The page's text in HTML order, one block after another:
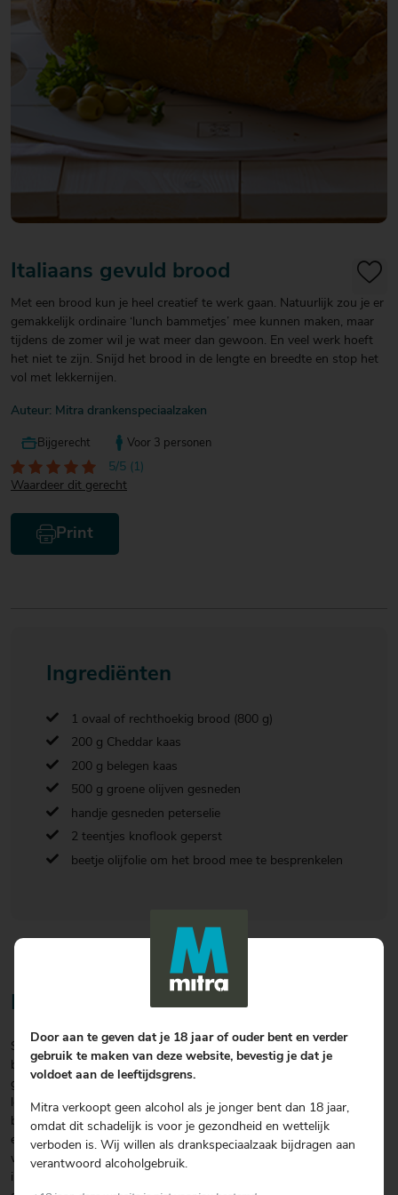
Over Mitra
Actiefolder
Voordelen Mitra Member
Klantenservice
€ 25
- €
30
Italiaans gevuld brood
Met een brood kun je heel creatief te werk gaan. Natuurlijk zou je er
gemakkelijk ordinaire ‘lunch bammetjes’ mee kunnen maken, maar
tijdens de zomer wil je wat meer dan gewoon. En veel werk hoeft
het niet te zijn. Snijd het brood in de lengte en breedte en stop het
vol met lekkernijen.
Auteur: Mitra drankenspeciaalzaken
Bijgerecht Voor 3 personen
5/5 (1)
Waardeer dit gerecht
Print
Ingrediënten
1 ovaal of rechthoekig brood (800 g)
200 g Cheddar kaas
200 g belegen kaas
500 g groene olijven gesneden
handje gesneden peterselie
2 teentjes knoflook geperst
beetje olijfolie om het brood mee te besprenkelen
Bereiding
Snijd het brood ongeveer 3 keer in de lengte en 9 keer in de
breedte, maar let erop dat je niet door de bodem van het brood
gaat! Vul dan de kieren die in het brood ontstaan zijn met kaas en
leg daar vervolgens de olijven en de knoflook op. Besprenkel het
brood met een beetje olijfolie en doe het vervolgens 10 minuten in
een voorverwarmde oven van 200 graden. Na 5 minuten doe je er
wat peterselie overheen. Je zou het brood ook even op de barbecue
in folie kunnen leggen, maar let er dan wel op dat de barbecue niet
Door aan te geven dat je 18 jaar of ouder bent en verder
gebruik te maken van deze website, bevestig je dat je
voldoet aan de leeftijdsgrens.
Mitra verkoopt geen alcohol als je jonger bent dan 18 jaar,
omdat dit schadelijk is voor je gezondheid en wettelijk
verboden is. Wij willen als drankspeciaalzaak bijdragen aan
verantwoord alcoholgebruik.